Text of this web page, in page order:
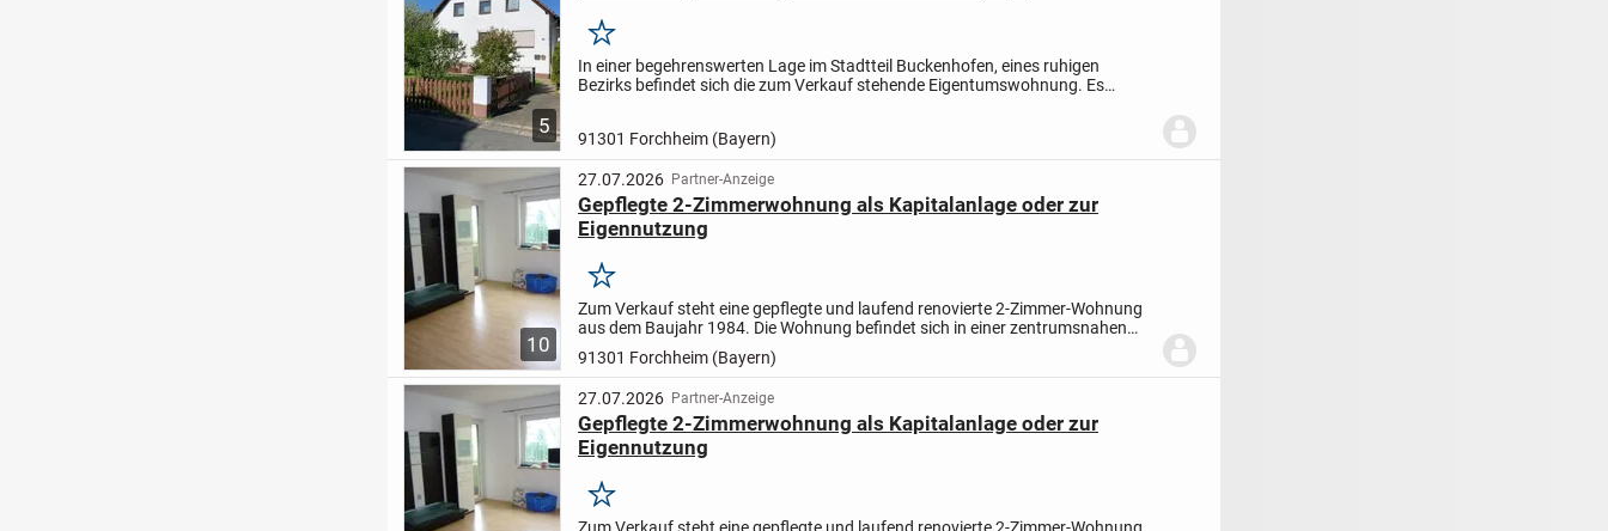
5
Merken
In einer begehrenswerten Lage im Stadtteil Buckenhofen, eines ruhigen
Bezirks befindet sich die zum Verkauf stehende Eigentumswohnung. Es
91301 Forchheim (Bayern)
10
27.07.2026 Partner-Anzeige
Gepflegte 2-Zimmerwohnung als Kapitalanlage oder zur
Eigennutzung
Merken
Zum Verkauf steht eine gepflegte und laufend renovierte 2-Zimmer-Wohnung
aus dem Baujahr 1984. Die Wohnung befindet sich in einer zentrumsnahen
Lage und überzeugt durch ihre durchdachte Raumaufteilung...
91301 Forchheim (Bayern)
27.07.2026 Partner-Anzeige
Gepflegte 2-Zimmerwohnung als Kapitalanlage oder zur
Eigennutzung
Merken
Zum Verkauf steht eine gepflegte und laufend renovierte 2-Zimmer-Wohnung